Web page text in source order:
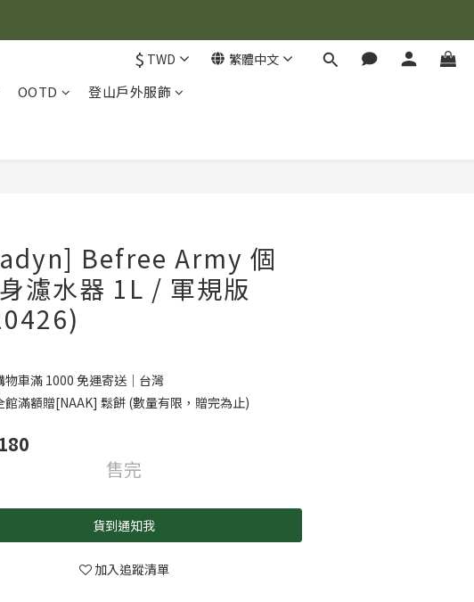
$ TWD 繁體中文
OOTD
登山戶外服飾
Befree Army 個
濾水器 1L / 軍規版
物車滿 1000 免運寄送｜台灣
館滿額贈[NAAK] 鬆餅 (數量有限，贈完為止)
售完
貨到通知我
加入追蹤清單